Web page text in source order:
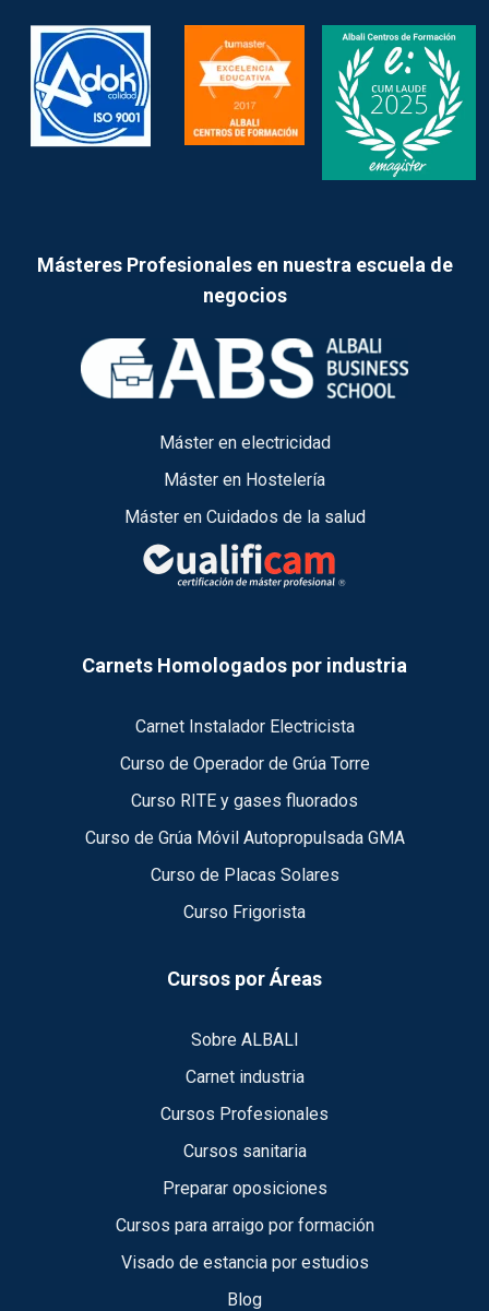
Másteres Profesionales en nuestra escuela de
negocios
Máster en electricidad
Máster en Hostelería
Máster en Cuidados de la salud
Carnets Homologados por industria
Carnet Instalador Electricista
Curso de Operador de Grúa Torre
Curso RITE y gases fluorados
Curso de Grúa Móvil Autopropulsada GMA
Curso de Placas Solares
Curso Frigorista
Cursos por Áreas
Sobre ALBALI
Carnet industria
Cursos Profesionales
Cursos sanitaria
Preparar oposiciones
Cursos para arraigo por formación
Visado de estancia por estudios
Blog